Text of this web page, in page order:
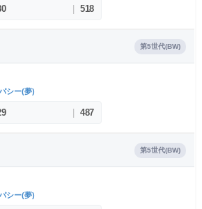
518
第5世代(BW)
シー(夢)
487
第5世代(BW)
シー(夢)